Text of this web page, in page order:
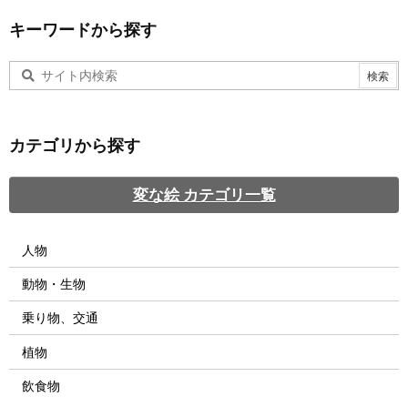
キーワードから探す
カテゴリから探す
変な絵 カテゴリ一覧
人物
動物・生物
乗り物、交通
植物
飲食物